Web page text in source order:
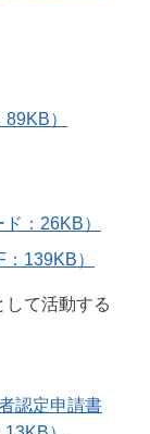
）
：26KB）
139KB）
て活動する
認定申請書